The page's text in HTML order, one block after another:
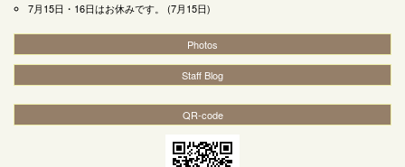
7月15日・16日はお休みです。
(7月15日)
Photos
Staff Blog
QR-code